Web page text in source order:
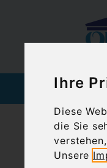
Ihre
Diese
die Sie
Unsere